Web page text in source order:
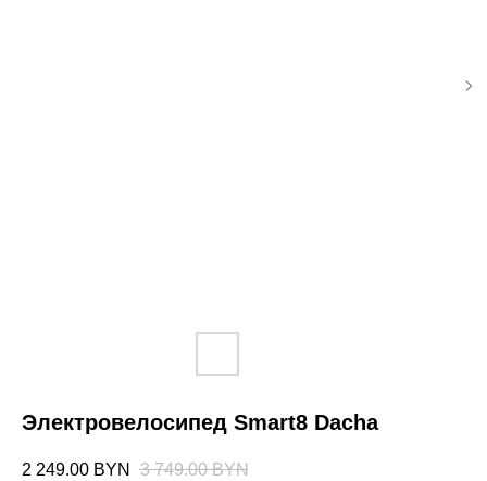
Электровелосипед Smart8 Dacha
2 249.00 BYN 3 749.00 BYN